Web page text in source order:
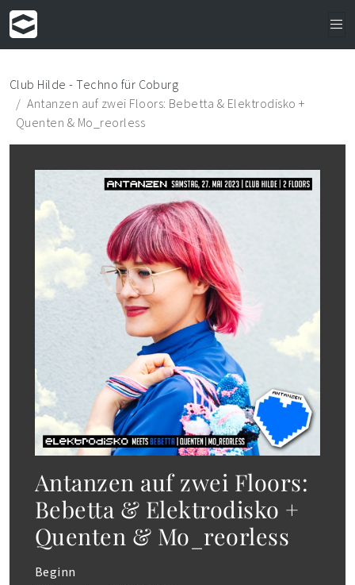
Club Hilde - Techno für Coburg
Antanzen auf zwei Floors: Bebetta & Elektrodisko +
Quenten & Mo_reorless
Antanzen auf zwei Floors:
Bebetta & Elektrodisko +
Quenten & Mo_reorless
Beginn